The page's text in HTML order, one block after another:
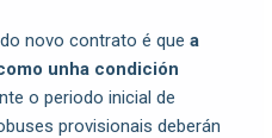
novo contrato é que a
unha condición
o periodo inicial de
provisionais deberán